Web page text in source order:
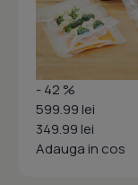
- 42 %
599.99 lei
349.99 lei
Adauga in cos